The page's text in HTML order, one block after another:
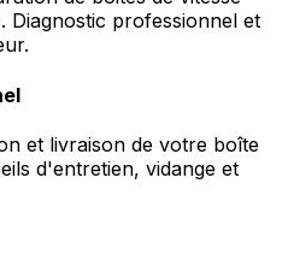
Diagnostic professionnel et
et livraison de votre boîte
d'entretien, vidange et